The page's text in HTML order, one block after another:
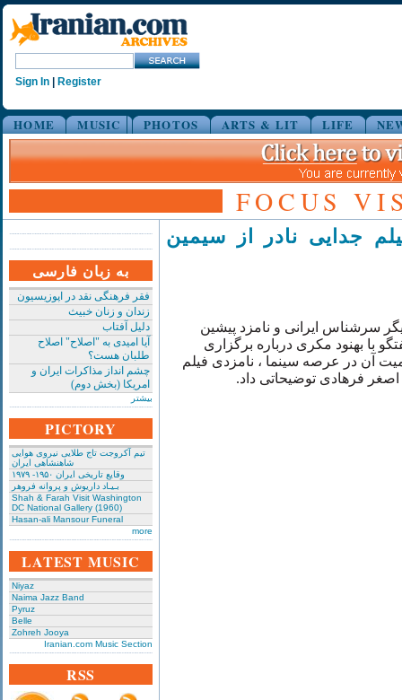
Sign In Register
HOME MUSIC PHOTOS ARTS & LIT LIFE
FOCUS
به زبان فارسی
فقر فرهنگی نقد در اپوزیسیون
زندان و زنان خبیث
دلیل آفتاب
آیا امیدی به "اصلاح" اصلاح
طلبان هست؟
چشم انداز مذاکرات ایران و
امریکا (بخش دوم)
بیشتر
PICTORY
تیم آکروجت تاج طلایی نیروی هوایی
شاهنشاهی ایران
وقایع تاریخی‌ ایران ۱۹۵۰- ۱۹۷۹
بـیـاد داریوش و پروانه فروهر
Shah & Farah Visit Washington
DC National Gallery (1960)
Hasan-ali Mansour Funeral
more
LATEST MUSIC
Niyaz
Naima Jazz Band
Pyruz
Belle
Zohreh Jooya
Iranian.com Music Section
RSS
جدایی نادر از سیمین
سرشناس ایرانی و نامزد پیشین
با بهنود مکری درباره برگزاری
آن در عرصه سینما ، نامزدی فیلم
فرهادی توضیحاتی داد.